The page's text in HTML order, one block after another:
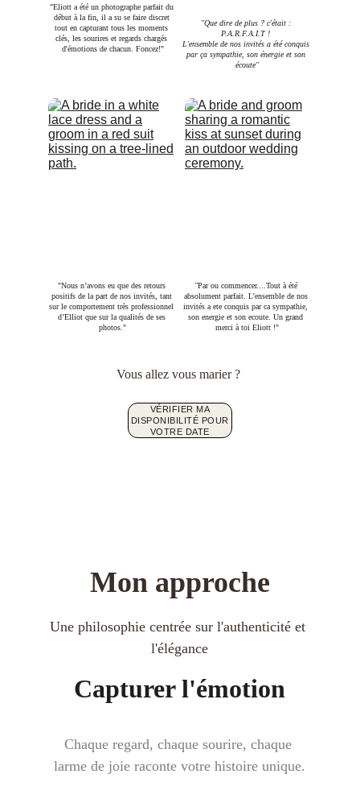
"Nous n’avons eu que des retours
positifs de la part de nos invités, tant
sur le comportement très professionnel
d’Elliot que sur la qualités de ses
photos."
"Que dire de plus ? c'était :
P.A.R.F.A.I.T !
L'ensemble de nos invités a été conquis
par ça sympathie, son énergie et son
écoute"
"Eliott a été un photographe parfait du
début à la fin, il a su se faire discret
tout en capturant tous les moments
clés, les sourires et regards chargés
d'émotions de chacun. Foncez!"
"Par ou commencer....Tout à été
absolument parfait. L'ensemble de nos
invités a ete conquis par ca sympathie,
son energie et son ecoute. Un grand
merci à toi Eliott !"
Vous allez vous marier ?
VÉRIFIER MA
DISPONIBILITÉ POUR
VOTRE DATE
Mon approche
Une philosophie centrée sur l'authenticité et
l'élégance
Capturer l'émotion
Chaque regard, chaque sourire, chaque
larme de joie raconte votre histoire unique.